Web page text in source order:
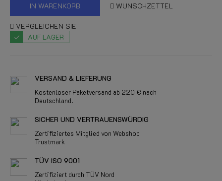
IN WARENKORB WUNSCHZETTEL
VERGLEICHEN SIE
AUF LAGER
VERSAND & LIEFERUNG
Kostenloser Paketversand ab 220 € nach
Deutschland.
SICHER UND VERTRAUENSWÜRDIG
Zertifiziertes Mitglied von Webshop
Trustmark
TÜV ISO 9001
Zertifiziert durch TÜV Nord